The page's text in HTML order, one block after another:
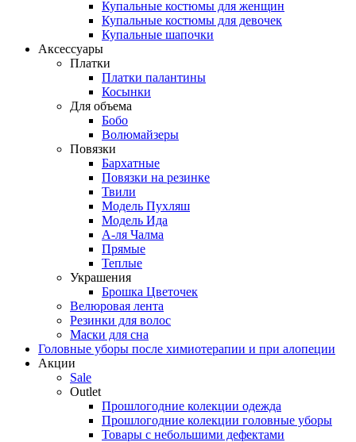
Купальные костюмы для женщин
Купальные костюмы для девочек
Купальные шапочки
Аксессуары
Платки
Платки палантины
Косынки
Для объема
Бобо
Волюмайзеры
Повязки
Бархатные
Повязки на резинке
Твили
Модель Пухляш
Модель Ида
А-ля Чалма
Прямые
Теплые
Украшения
Брошка Цветочек
Велюровая лента
Резинки для волос
Маски для сна
Головные уборы после химиотерапии и при алопеции
Акции
Sale
Outlet
Прошлогодние колекции одежда
Прошлогодние колекции головные уборы
Товары с небольшими дефектами